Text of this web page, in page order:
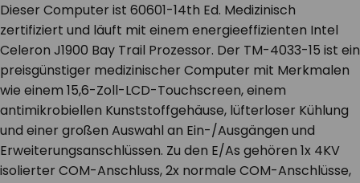
Dieser Computer ist 60601-14th Ed. Medizinisch
zertifiziert und läuft mit einem energieeffizienten Intel
Celeron J1900 Bay Trail Prozessor. Der TM-4033-15 ist ein
preisgünstiger medizinischer Computer mit Merkmalen
wie einem 15,6-Zoll-LCD-Touchscreen, einem
antimikrobiellen Kunststoffgehäuse, lüfterloser Kühlung
und einer großen Auswahl an Ein-/Ausgängen und
Erweiterungsanschlüssen. Zu den E/As gehören 1x 4KV
isolierter COM-Anschluss, 2x normale COM-Anschlüsse,